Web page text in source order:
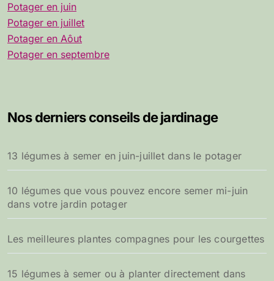
Potager en juin
Potager en juillet
Potager en Aôut
Potager en septembre
Nos derniers conseils de jardinage
13 légumes à semer en juin-juillet dans le potager
10 légumes que vous pouvez encore semer mi-juin
dans votre jardin potager
Les meilleures plantes compagnes pour les courgettes
15 légumes à semer ou à planter directement dans